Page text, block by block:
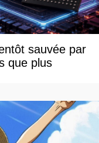
sauvée par
que plus